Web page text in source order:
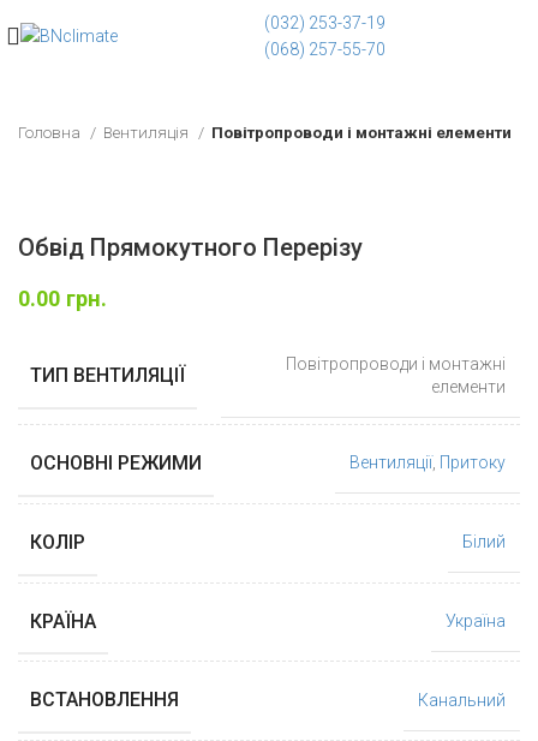
(032) 253-37-19
(068) 257-55-70
Головна Вентиляція Повітропроводи і монтажні елементи
Обвід Прямокутного Перерізу
0.00 грн.
ТИП ВЕНТИЛЯЦІЇ
Повітропроводи і монтажні
елементи
ОСНОВНІ РЕЖИМИ Вентиляції, Притоку
КОЛІР Білий
КРАЇНА Україна
ВСТАНОВЛЕННЯ Канальний